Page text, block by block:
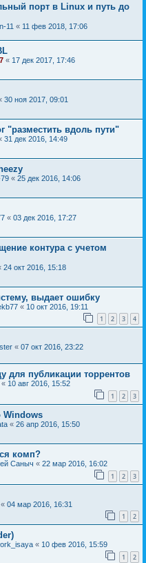
порт в Linux и путь до
11 « 11 фев 2018, 17:06
« 17 дек 2017, 17:46
30 ноя 2017, 09:01
"разместить вдоль пути"
31 дек 2016, 14:49
« 25 дек 2016, 14:06
« 03 дек 2016, 17:27
контура с учетом
24 окт 2016, 15:18
выдает ошибку
« 10 окт 2016, 19:11
1 2 3 4
« 07 окт 2016, 23:22
для публикации торрентов
« 10 авг 2016, 15:52
1 2 3
Windows
« 26 апр 2016, 15:50
комп?
Саныч « 22 мар 2016, 16:02
1 2 3
« 04 мар 2016, 16:31
1 2
« 10 фев 2016, 15:59
1 2